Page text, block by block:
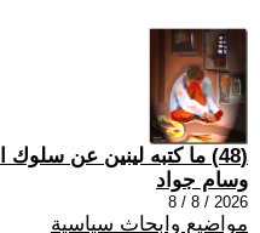
(48) ما كتبه لينين عن سلوك الإنتهازيين
وسام جواد
2026 / 8 / 8
مواضيع وابحاث سياسية